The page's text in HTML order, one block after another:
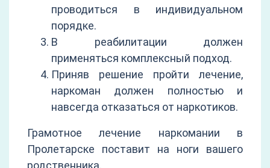
проводиться в индивидуальном
порядке.
В реабилитации должен
применяться комплексный подход.
Приняв решение пройти лечение,
наркоман должен полностью и
навсегда отказаться от наркотиков.
Грамотное лечение наркомании в
Пролетарске поставит на ноги вашего
родственника.